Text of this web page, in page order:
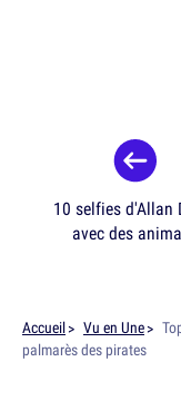
10 selfies d'Allan
avec des
Accueil Vu en Une
palmarès des pirates